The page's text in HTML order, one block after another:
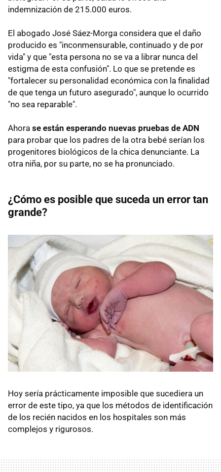
indemnización de 215.000 euros.
El abogado José Sáez-Morga considera que el daño
producido es "inconmensurable, continuado y de por
vida" y que "esta persona no se va a librar nunca del
estigma de esta confusión". Lo que se pretende es
"fortalecer su personalidad económica con la finalidad
de que tenga un futuro asegurado", aunque lo ocurrido
"no sea reparable".
Ahora se están esperando nuevas pruebas de ADN
para probar que los padres de la otra bebé serían los
progenitores biológicos de la chica denunciante. La
otra niña, por su parte, no se ha pronunciado.
¿Cómo es posible que suceda un error tan
grande?
Hoy sería prácticamente imposible que sucediera un
error de este tipo, ya que los métodos de identificación
de los recién nacidos en los hospitales son más
complejos y rigurosos.